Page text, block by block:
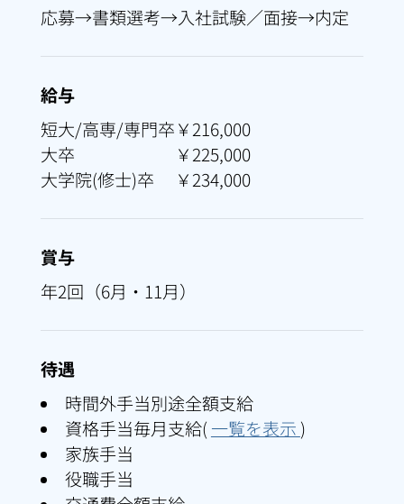
応募→書類選考→入社試験／面接→内定
給与
短大/高専/専門卒
大卒
大学院(修士)卒
￥216,000
￥225,000
￥234,000
賞与
年2回（6月・11月）
待遇
時間外手当別途全額支給
資格手当毎月支給( 一覧を表示 )
家族手当
役職手当